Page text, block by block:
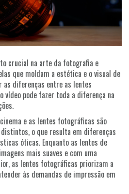
crucial na arte da fotografia e
que moldam a estética e o visual de
as diferenças entre as lentes
vídeo pode fazer toda a diferença na
e as lentes fotográficas são
o que resulta em diferenças
óticas. Enquanto as lentes de
mais suaves e com uma
as lentes fotográficas priorizam a
às demandas de impressão em